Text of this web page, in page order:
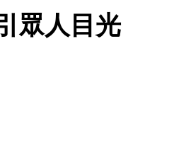
眾人目光